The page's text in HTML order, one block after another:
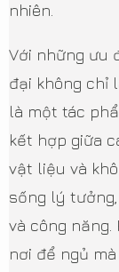
nhiên.
Với những ưu
đại không chỉ
là một tác
kết hợp giữa
vật liệu và
sống lý
và công
nơi để ngủ